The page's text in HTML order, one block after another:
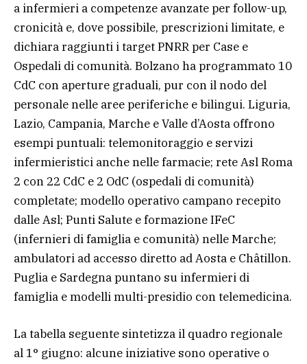
a infermieri a competenze avanzate per follow-up,
cronicità e, dove possibile, prescrizioni limitate, e
dichiara raggiunti i target PNRR per Case e
Ospedali di comunità. Bolzano ha programmato 10
CdC con aperture graduali, pur con il nodo del
personale nelle aree periferiche e bilingui. Liguria,
Lazio, Campania, Marche e Valle d’Aosta offrono
esempi puntuali: telemonitoraggio e servizi
infermieristici anche nelle farmacie; rete Asl Roma
2 con 22 CdC e 2 OdC (ospedali di comunità)
completate; modello operativo campano recepito
dalle Asl; Punti Salute e formazione IFeC
(infernieri di famiglia e comunità) nelle Marche;
ambulatori ad accesso diretto ad Aosta e Châtillon.
Puglia e Sardegna puntano su infermieri di
famiglia e modelli multi-presidio con telemedicina.
La tabella seguente sintetizza il quadro regionale
al 1° giugno: alcune iniziative sono operative o